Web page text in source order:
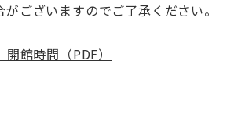
ございますのでご了承ください。
館時間（PDF）